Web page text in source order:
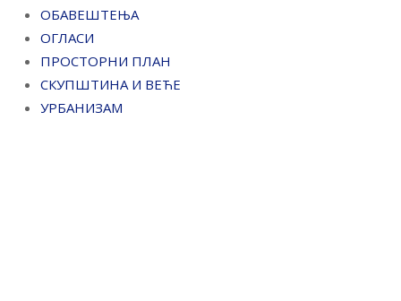
ОБАВЕШТЕЊА
ОГЛАСИ
ПРОСТОРНИ ПЛАН
СКУПШТИНА И ВЕЋЕ
УРБАНИЗАМ